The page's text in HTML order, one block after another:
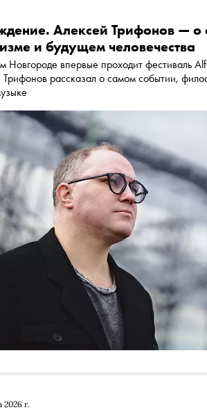
Алексей Трифонов — о
и будущем человечества
впервые проходит фестиваль
рассказал о самом событии,
2026 г.